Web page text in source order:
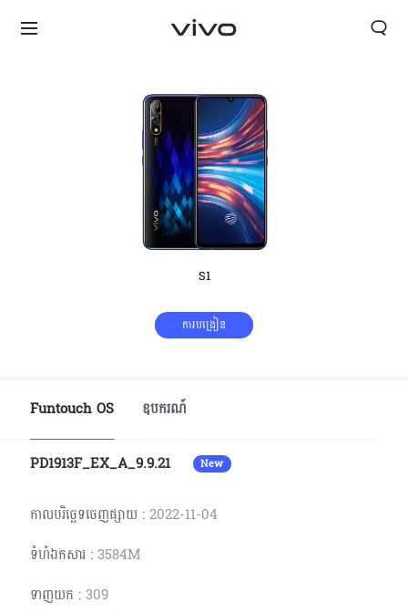
Cambodia | ជ្រើសរើសប្រទេស/តំបន់
S1
ការបង្រៀន
Funtouch OS ឧបករណ៍
PD1913F_EX_A_9.9.21 New
កាលបរិច្ឆេទចេញផ្សាយ :2022-11-04
ទំហំ​ឯកសារ :3584M
ទាញយក :309